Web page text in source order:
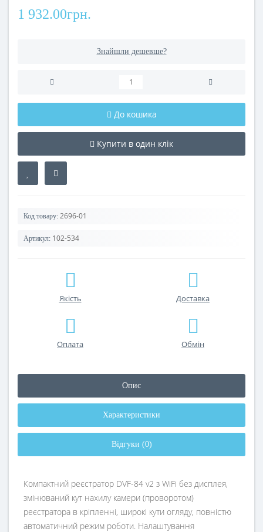
1 932.00грн.
Знайшли дешевше?
До кошика
Купити в один клік
Код товару: 2696-01
Артикул: 102-534
Якість Доставка
Оплата Обмін
Опис
Характеристики
Відгуки (0)
Компактний реєстратор DVF-84 v2 з WiFi без дисплея,
змінюваний кут нахилу камери (проворотом)
реєстратора в кріпленні, широкі кути огляду, повністю
автоматичний режим роботи. Налаштування